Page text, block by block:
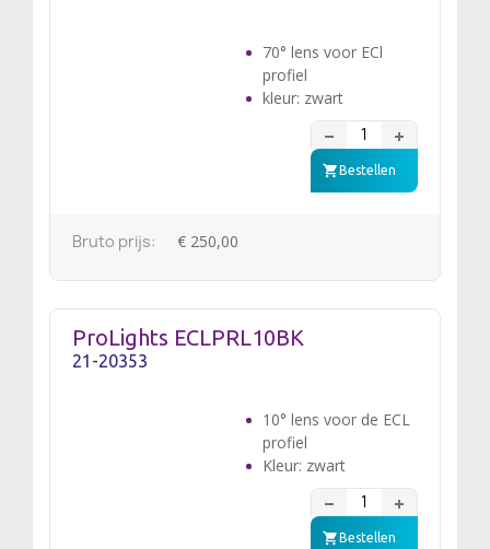
70° lens voor ECl
profiel
kleur: zwart
Bestellen
Bruto prijs: € 250,00
ProLights ECLPRL10BK
21-20353
10° lens voor de ECL
profiel
Kleur: zwart
Bestellen